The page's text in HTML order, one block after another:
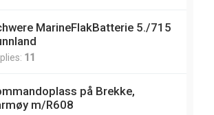
MarineFlakBatterie 5./715
11
på Brekke,
m/R608